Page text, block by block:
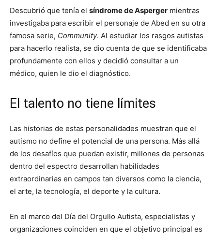
Descubrió que tenía el síndrome de Asperger mientras
investigaba para escribir el personaje de Abed en su otra
famosa serie, Community. Al estudiar los rasgos autistas
para hacerlo realista, se dio cuenta de que se identificaba
profundamente con ellos y decidió consultar a un
médico, quien le dio el diagnóstico.
El talento no tiene límites
Las historias de estas personalidades muestran que el
autismo no define el potencial de una persona. Más allá
de los desafíos que puedan existir, millones de personas
dentro del espectro desarrollan habilidades
extraordinarias en campos tan diversos como la ciencia,
el arte, la tecnología, el deporte y la cultura.
En el marco del Día del Orgullo Autista, especialistas y
organizaciones coinciden en que el objetivo principal es